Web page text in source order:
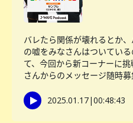
バレたら関係が壊れるとか
の嘘をみなさんはついてい
て、今回から新コーナーに
さんからのメッセージ随時
2025.01.17|00:48:43